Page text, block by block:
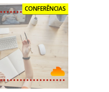
CONFERÊNCIAS